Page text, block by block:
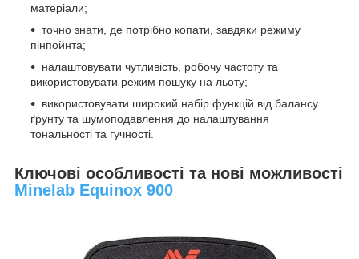
матеріали;
точно знати, де потрібно копати, завдяки режиму
пінпойнта;
налаштовувати чутливість, робочу частоту та
використовувати режим пошуку на льоту;
використовувати широкий набір функцій від балансу
ґрунту та шумоподавлення до налаштування
тональності та гучності.
Ключові особливості та нові можливості
Minelab Equinox 900